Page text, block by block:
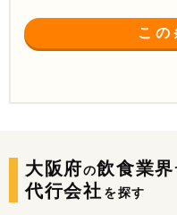
この
大阪府の飲食業界
代行会社 を探す